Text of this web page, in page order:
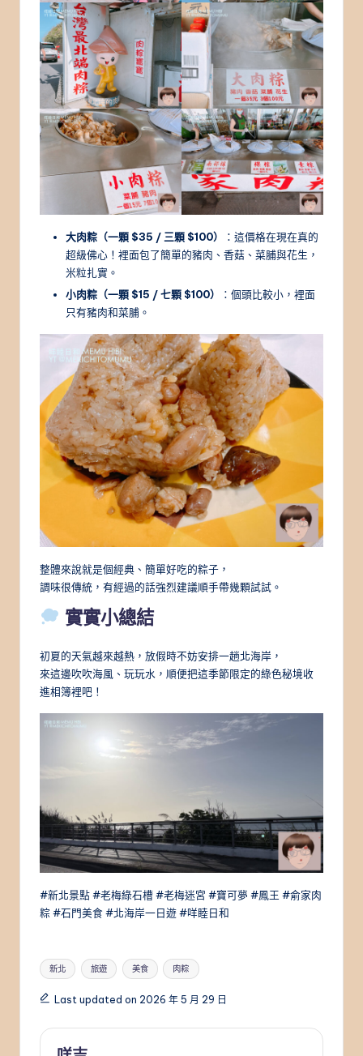
大肉粽（一顆 $35 / 三顆 $100）
：這價格在現在真的
超級佛心！裡面包了簡單的豬肉、香菇、菜脯與花生，
米粒扎實。
小肉粽（一顆 $15 / 七顆 $100）
：個頭比較小，裡面
只有豬肉和菜脯。
整體來說就是個經典、簡單好吃的粽子，
調味很傳統，有經過的話強烈建議順手帶幾顆試試。
實實小總結
初夏的天氣越來越熱，放假時不妨安排一趟北海岸，
來這邊吹吹海風、玩玩水，順便把這季節限定的綠色秘境收
進相簿裡吧！
#新北景點 #老梅綠石槽 #老梅迷宮 #寶可夢 #鳳王 #俞家肉
粽 #石門美食 #北海岸一日遊 #咩睦日和
Tags:
新北 旅遊 美食 肉粽
Last updated on 2026 年 5 月 29 日